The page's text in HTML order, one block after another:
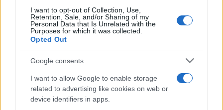
I want to opt-out of Collection, Use,
Retention, Sale, and/or Sharing of my
Personal Data that Is Unrelated with the
Purposes for which it was collected.
Opted Out
Google consents
I want to allow Google to enable storage
related to advertising like cookies on web or
device identifiers in apps.
dell’odiatore diventa a sua volta odio. Quasi che il
presunto odiatore, in quanto tale, possa essere
odiato.
In questo senso, la foto delle
al fianco di
Oliviero Toscani risulta una grave gaffe mediatica
ma non del tutto sorprendente, visti i precedenti.
Farsi ritrarre al fianco del notissimo fotografo